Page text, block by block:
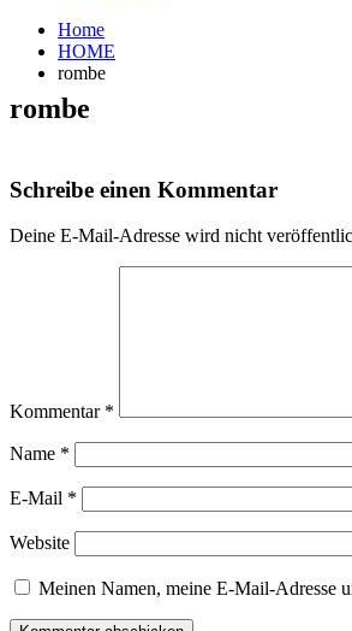
Home
HOME
rombe
rombe
Schreibe einen Kommentar
Deine E-Mail-Adresse wird nicht
Kommentar *
Name *
E-Mail *
Website
Meinen Namen, meine E-Mail-Adresse